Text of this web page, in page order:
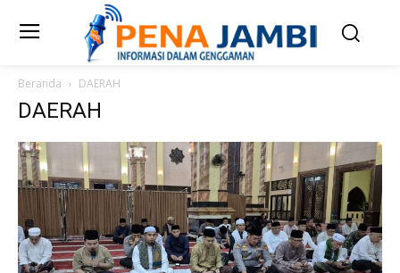
Beranda DAERAH
DAERAH